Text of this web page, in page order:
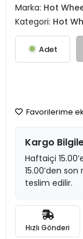
Marka: Hot
Kategori: Hot
Adet
Favorilerime
Kargo
Haftaiçi
15.00’den
teslim edilir.
Hızlı Gönderi